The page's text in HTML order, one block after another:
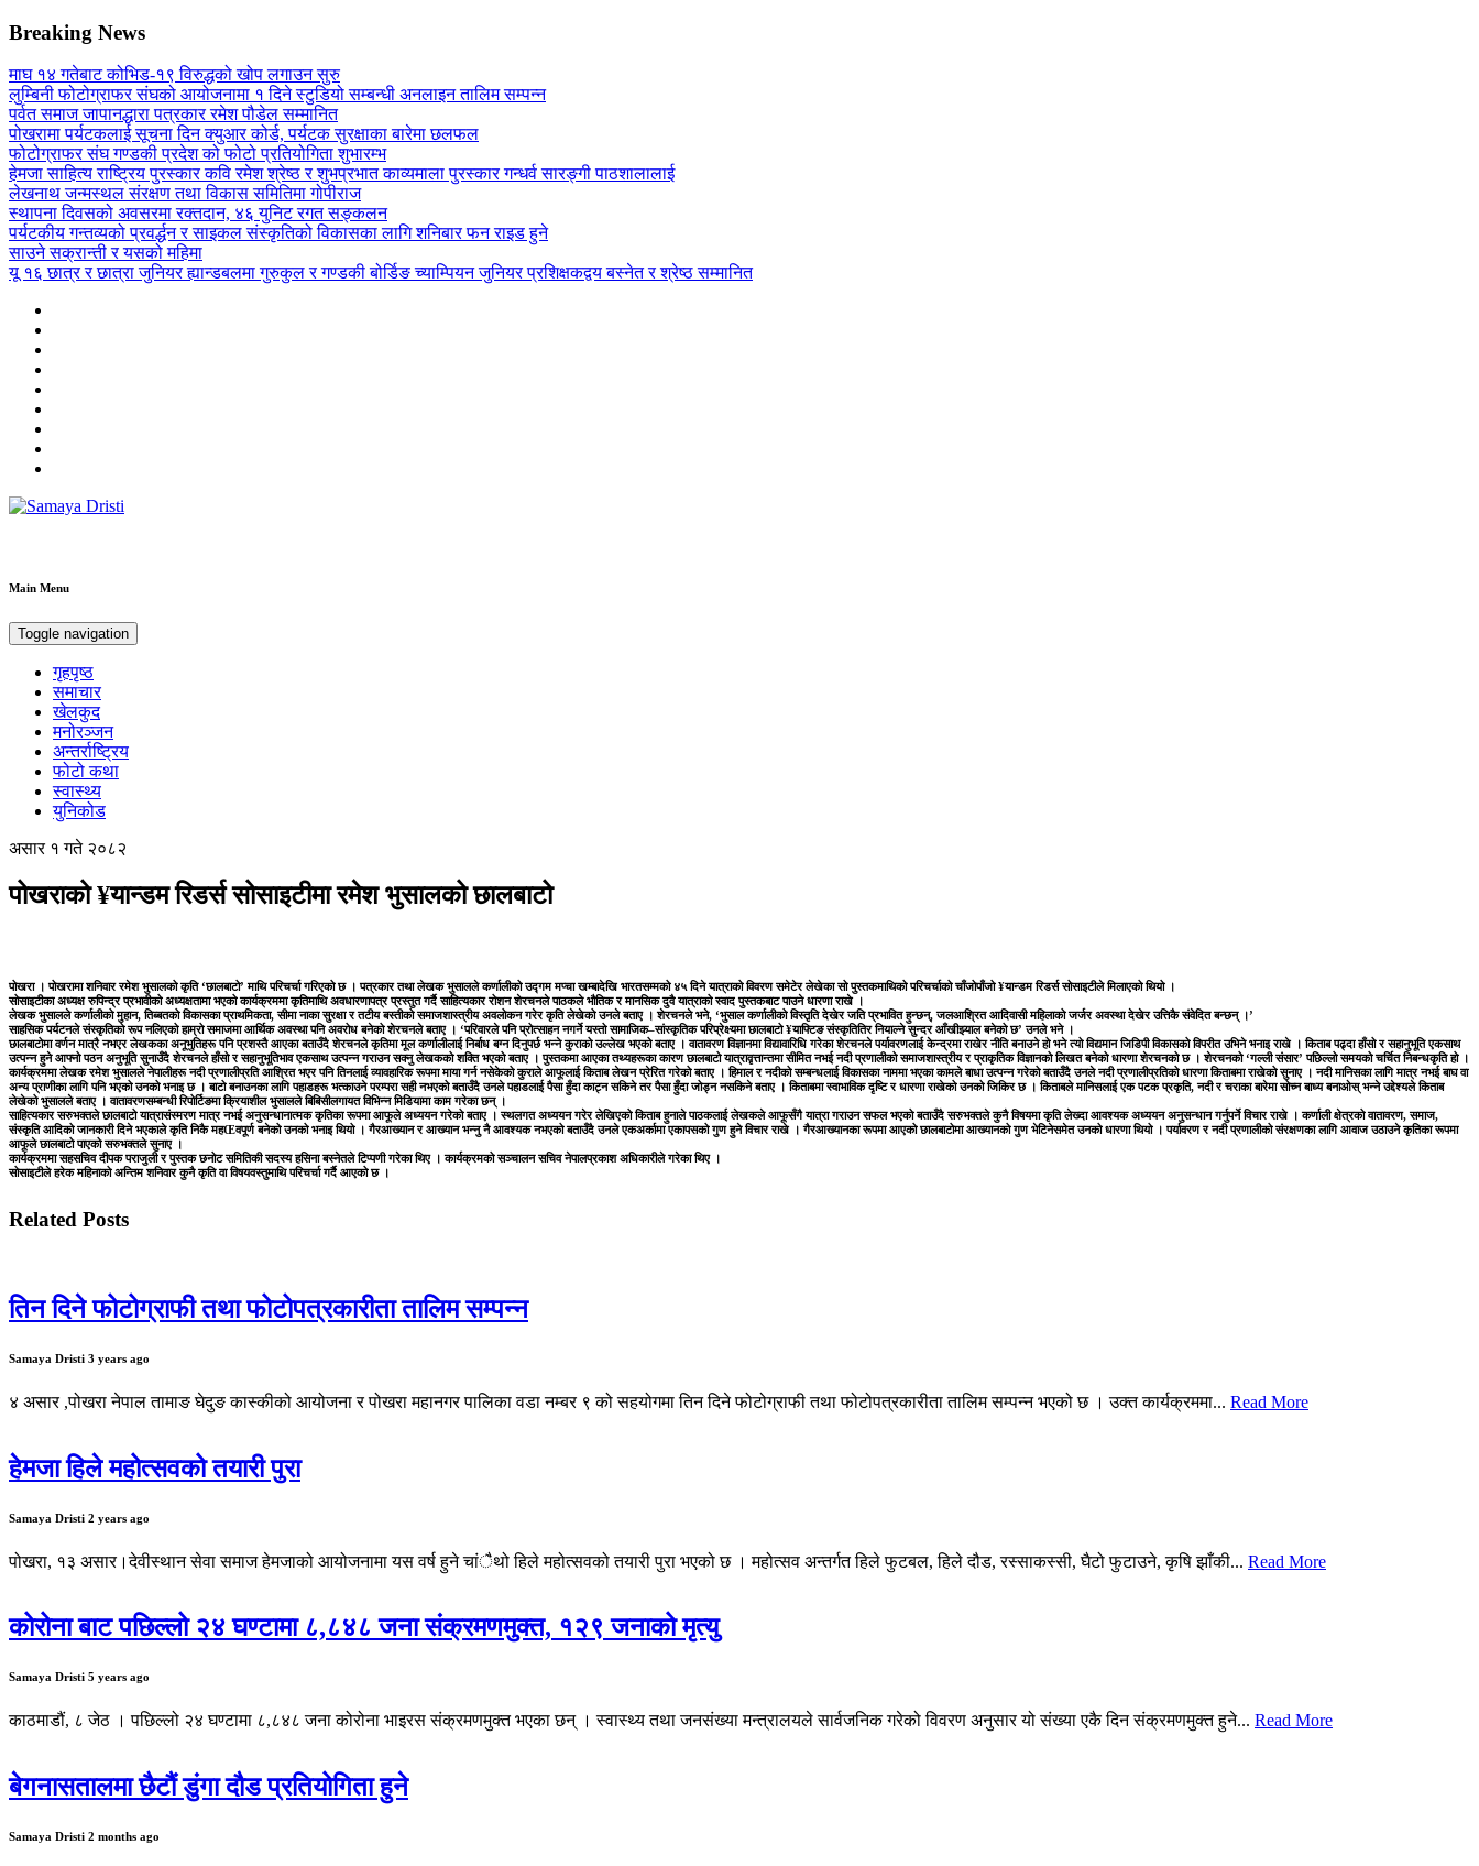
Breaking News
माघ १४ गतेबाट कोभिड-१९ विरुद्धको खोप लगाउन सुरु
लुम्बिनी फोटोग्राफर संघको आयोजनामा १ दिने स्टुडियो सम्बन्धी अनलाइन तालिम सम्पन्न
पर्वत समाज जापानद्धारा पत्रकार रमेश पौडेल सम्मानित
पोखरामा पर्यटकलाई सूचना दिन क्युआर कोर्ड, पर्यटक सुरक्षाका बारेमा छलफल
फोटोग्राफर संघ गण्डकी प्रदेश को फोटो प्रतियोगिता शुभारम्भ
हेमजा साहित्य राष्ट्रिय पुरस्कार कवि रमेश श्रेष्ठ र शुभप्रभात काव्यमाला पुरस्कार गन्धर्व सारङ्गी पाठशालालाई
लेखनाथ जन्मस्थल संरक्षण तथा विकास समितिमा गोपीराज
स्थापना दिवसको अवसरमा रक्तदान, ४६ युनिट रगत सङ्कलन
पर्यटकीय गन्तव्यको प्रवर्द्धन र साइकल संस्कृतिको विकासका लागि शनिबार फन राइड हुने
साउने सक्रान्ती र यसको महिमा
यू १६ छात्र र छात्रा जुनियर ह्यान्डबलमा गुरुकुल र गण्डकी बोर्डिङ च्याम्पियन जुनियर प्रशिक्षकद्वय बस्नेत र श्रेष्ठ सम्मानित
Main Menu
Toggle navigation
गृहपृष्ठ
समाचार
खेलकुद
मनोरञ्जन
अन्तर्राष्ट्रिय
फोटो कथा
स्वास्थ्य
युनिकोड
असार १ गते २०८२
पोखराको ¥यान्डम रिडर्स सोसाइटीमा रमेश भुसालको छालबाटो
पोखरा । पोखरामा शनिवार रमेश भुसालको कृति ‘छालबाटो’ माथि परिचर्चा गरिएको छ । पत्रकार तथा लेखक भुसालले कर्णालीको उद्गम मप्चा खम्बादेखि भारतसम्मको ४५ दिने यात्राको विवरण समेटेर लेखेका सो पुस्तकमाथिको परिचर्चाको चाँजोपाँजो ¥यान्डम रिडर्स सोसाइटीले मिलाएको थियो ।
सोसाइटीका अध्यक्ष रुपिन्द्र प्रभावीको अध्यक्षतामा भएको कार्यक्रममा कृतिमाथि अवधारणापत्र प्रस्तुत गर्दै साहित्यकार रोशन शेरचनले पाठकले भौतिक र मानसिक दुवै यात्राको स्वाद पुस्तकबाट पाउने धारणा राखे ।
लेखक भुसालले कर्णालीको मुहान, तिब्बतको विकासका प्राथमिकता, सीमा नाका सुरक्षा र तटीय बस्तीको समाजशास्त्रीय अवलोकन गरेर कृति लेखेको उनले बताए । शेरचनले भने, ‘भुसाल कर्णालीको विस्तृति देखेर जति प्रभावित हुन्छन्, जलआश्रित आदिवासी महिलाको जर्जर अवस्था देखेर उत्तिकै संवेदित बन्छन् ।’
साहसिक पर्यटनले संस्कृतिको रूप नलिएको हाम्रो समाजमा आर्थिक अवस्था पनि अवरोध बनेको शेरचनले बताए । ‘परिवारले पनि प्रोत्साहन नगर्ने यस्तो सामाजिक–सांस्कृतिक परिप्रेक्ष्यमा छालबाटो ¥याफ्टिङ संस्कृतितिर नियाल्ने सुन्दर आँखीझ्याल बनेको छ’ उनले भने ।
छालबाटोमा वर्णन मात्रै नभएर लेखकका अनूभुतिहरू पनि प्रशस्तै आएका बताउँदै शेरचनले कृतिमा मूल कर्णालीलाई निर्बाध बग्न दिनुपर्छ भन्ने कुराको उल्लेख भएको बताए । वातावरण विज्ञानमा विद्यावारिधि गरेका शेरचनले पर्यावरणलाई केन्द्रमा राखेर नीति बनाउने हो भने त्यो विद्यमान जिडिपी विकासको विपरीत उभिने भनाइ राखे । किताब पढ्दा हाँसो र सहानुभूति एकसाथ
उत्पन्न हुने आफ्नो पठन अनुभूति सुनाउँदै शेरचनले हाँसो र सहानुभूतिभाव एकसाथ उत्पन्न गराउन सक्नु लेखकको शक्ति भएको बताए । पुस्तकमा आएका तथ्यहरूका कारण छालबाटो यात्रावृत्तान्तमा सीमित नभई नदी प्रणालीको समाजशास्त्रीय र प्राकृतिक विज्ञानको लिखत बनेको धारणा शेरचनको छ । शेरचनको ‘गल्ली संसार’ पछिल्लो समयको चर्चित निबन्धकृति हो ।
कार्यक्रममा लेखक रमेश भुसालले नेपालीहरू नदी प्रणालीप्रति आश्रित भएर पनि तिनलाई व्यावहारिक रूपमा माया गर्न नसेकेको कुराले आफूलाई किताब लेखन प्रेरित गरेको बताए । हिमाल र नदीको सम्बन्धलाई विकासका नाममा भएका कामले बाधा उत्पन्न गरेको बताउँदै उनले नदी प्रणालीप्रतिको धारणा किताबमा राखेको सुनाए । नदी मानिसका लागि मात्र नभई बाघ वा
अन्य प्राणीका लागि पनि भएको उनको भनाइ छ । बाटो बनाउनका लागि पहाडहरू भत्काउने परम्परा सही नभएको बताउँदै उनले पहाडलाई पैसा हुँदा काट्न सकिने तर पैसा हुँदा जोड्न नसकिने बताए । किताबमा स्वाभाविक दृष्टि र धारणा राखेको उनको जिकिर छ । किताबले मानिसलाई एक पटक प्रकृति, नदी र चराका बारेमा सोच्न बाध्य बनाओस् भन्ने उद्देश्यले किताब
लेखेको भुसालले बताए । वातावरणसम्बन्धी रिपोर्टिङमा क्रियाशील भुसालले बिबिसीलगायत विभिन्न मिडियामा काम गरेका छन् ।
साहित्यकार सरुभक्तले छालबाटो यात्रासंस्मरण मात्र नभई अनुसन्धानात्मक कृतिका रूपमा आफूले अध्ययन गरेको बताए । स्थलगत अध्ययन गरेर लेखिएको किताब हुनाले पाठकलाई लेखकले आफूसँगै यात्रा गराउन सफल भएको बताउँदै सरुभक्तले कुनै विषयमा कृति लेख्दा आवश्यक अध्ययन अनुसन्धान गर्नुपर्ने विचार राखे । कर्णाली क्षेत्रको वातावरण, समाज,
संस्कृति आदिको जानकारी दिने भएकाले कृति निकै महŒवपूर्ण बनेको उनको भनाइ थियो । गैरआख्यान र आख्यान भन्नु नै आवश्यक नभएको बताउँदै उनले एकअर्कामा एकापसको गुण हुने विचार राखे । गैरआख्यानका रूपमा आएको छालबाटोमा आख्यानको गुण भेटिनेसमेत उनको धारणा थियो । पर्यावरण र नदी प्रणालीको संरक्षणका लागि आवाज उठाउने कृतिका रूपमा
आफूले छालबाटो पाएको सरुभक्तले सुनाए ।
कार्यक्रममा सहसचिव दीपक पराजुली र पुस्तक छनोट समितिकी सदस्य हसिना बस्नेतले टिप्पणी गरेका थिए । कार्यक्रमको सञ्चालन सचिव नेपालप्रकाश अधिकारीले गरेका थिए ।
सोसाइटीले हरेक महिनाको अन्तिम शनिवार कुनै कृति वा विषयवस्तुमाथि परिचर्चा गर्दै आएको छ ।
Related Posts
तिन दिने फोटोग्राफी तथा फोटोपत्रकारीता तालिम सम्पन्न
Samaya Dristi 3 years ago
४ असार ,पोखरा नेपाल तामाङ घेदुङ कास्कीको आयोजना र पोखरा महानगर पालिका वडा नम्बर ९ को सहयोगमा तिन दिने फोटोग्राफी तथा फोटोपत्रकारीता तालिम सम्पन्न भएको छ । उक्त कार्यक्रममा... Read More
हेमजा हिले महोत्सवको तयारी पुरा
Samaya Dristi 2 years ago
पोखरा, १३ असार।देवीस्थान सेवा समाज हेमजाको आयोजनामा यस वर्ष हुने चांैथो हिले महोत्सवको तयारी पुरा भएको छ । महोत्सव अन्तर्गत हिले फुटबल, हिले दौड, रस्साकस्सी, घैटो फुटाउने, कृषि झाँकी... Read More
कोरोना बाट पछिल्लो २४ घण्टामा ८,८४८ जना संक्रमणमुक्त, १२९ जनाको मृत्यु
Samaya Dristi 5 years ago
काठमाडौं, ८ जेठ । पछिल्लो २४ घण्टामा ८,८४८ जना कोरोना भाइरस संक्रमणमुक्त भएका छन् । स्वास्थ्य तथा जनसंख्या मन्त्रालयले सार्वजनिक गरेको विवरण अनुसार यो संख्या एकै दिन संक्रमणमुक्त हुने... Read More
बेगनासतालमा छैटौं डुंगा दौड प्रतियोगिता हुने
Samaya Dristi 2 months ago